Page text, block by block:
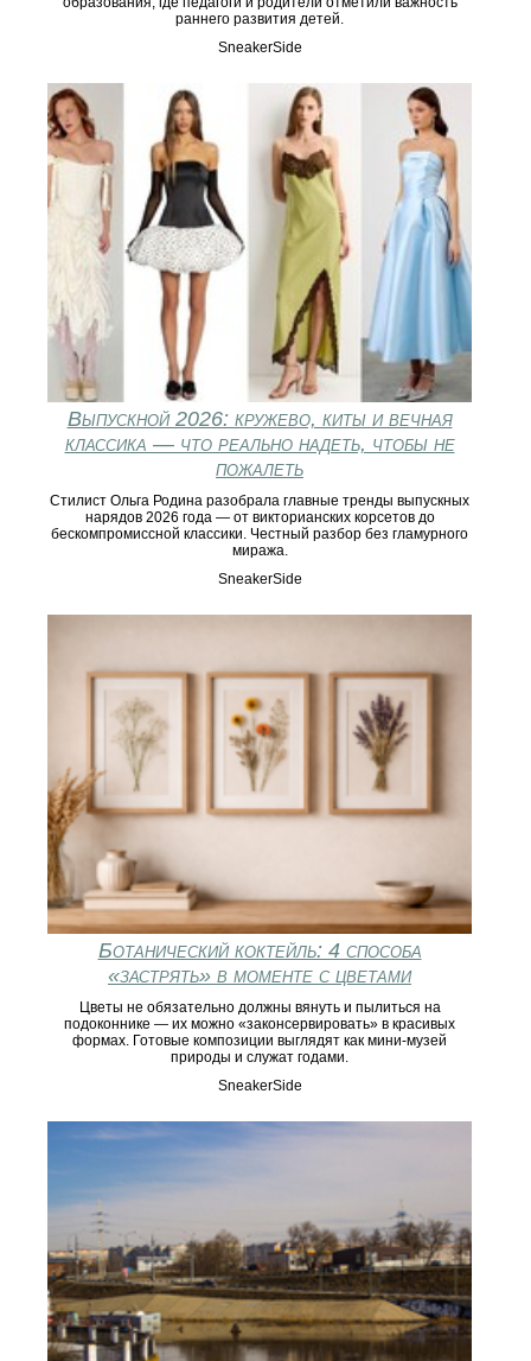
раннего развития детей.
SneakerSide
Выпускной 2026: кружево, киты и вечная
классика — что реально надеть, чтобы не
пожалеть
Стилист Ольга Родина разобрала главные тренды выпускных
нарядов 2026 года — от викторианских корсетов до
бескомпромиссной классики. Честный разбор без гламурного
миража.
SneakerSide
Ботанический коктейль: 4 способа
«застрять» в моменте с цветами
Цветы не обязательно должны вянуть и пылиться на
подоконнике — их можно «законсервировать» в красивых
формах. Готовые композиции выглядят как мини-музей
природы и служат годами.
SneakerSide